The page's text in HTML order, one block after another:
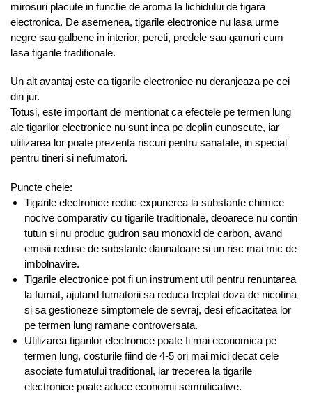
mirosuri placute in functie de aroma la lichidului de tigara
electronica. De asemenea, tigarile electronice nu lasa urme
negre sau galbene in interior, pereti, predele sau gamuri cum
lasa tigarile traditionale.
Un alt avantaj este ca tigarile electronice nu deranjeaza pe cei
din jur.
Totusi, este important de mentionat ca efectele pe termen lung
ale tigarilor electronice nu sunt inca pe deplin cunoscute, iar
utilizarea lor poate prezenta riscuri pentru sanatate, in special
pentru tineri si nefumatori.
Puncte cheie:
Tigarile electronice reduc expunerea la substante chimice
nocive comparativ cu tigarile traditionale, deoarece nu contin
tutun si nu produc gudron sau monoxid de carbon, avand
emisii reduse de substante daunatoare si un risc mai mic de
imbolnavire.
Tigarile electronice pot fi un instrument util pentru renuntarea
la fumat, ajutand fumatorii sa reduca treptat doza de nicotina
si sa gestioneze simptomele de sevraj, desi eficacitatea lor
pe termen lung ramane controversata.
Utilizarea tigarilor electronice poate fi mai economica pe
termen lung, costurile fiind de 4-5 ori mai mici decat cele
asociate fumatului traditional, iar trecerea la tigarile
electronice poate aduce economii semnificative.